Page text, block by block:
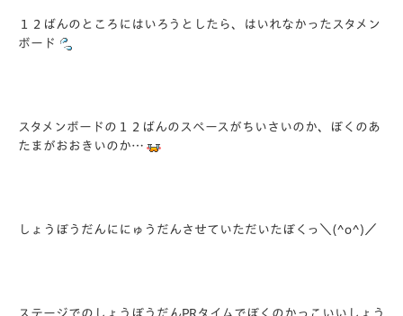
１２ばんのところにはいろうとしたら、はいれなかったスタメン
ボード
スタメンボードの１２ばんのスペースがちいさいのか、ぼくのあ
たまがおおきいのか…
しょうぼうだんににゅうだんさせていただいたぼくっ＼(^o^)／
ステージでのしょうぼうだんPRタイムでぼくのかっこいいしょう